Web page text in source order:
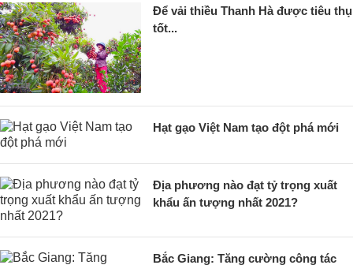
Để vải thiều Thanh Hà được tiêu thụ
tốt...
Hạt gạo Việt Nam tạo đột phá mới
Địa phương nào đạt tỷ trọng xuất
khẩu ấn tượng nhất 2021?
Bắc Giang: Tăng cường công tác